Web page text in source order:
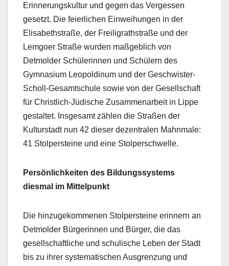
Erinnerungskultur und gegen das Vergessen
gesetzt. Die feierlichen Einweihungen in der
Elisabethstraße, der Freiligrathstraße und der
Lemgoer Straße wurden maßgeblich von
Detmolder Schülerinnen und Schülern des
Gymnasium Leopoldinum und der Geschwister-
Scholl-Gesamtschule sowie von der Gesellschaft
für Christlich-Jüdische Zusammenarbeit in Lippe
gestaltet. Insgesamt zählen die Straßen der
Kulturstadt nun 42 dieser dezentralen Mahnmale:
41 Stolpersteine und eine Stolperschwelle.
Persönlichkeiten des Bildungssystems
diesmal im Mittelpunkt
Die hinzugekommenen Stolpersteine erinnern an
Detmolder Bürgerinnen und Bürger, die das
gesellschaftliche und schulische Leben der Stadt
bis zu ihrer systematischen Ausgrenzung und